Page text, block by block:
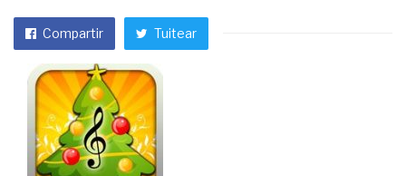
Compartir Tuitear